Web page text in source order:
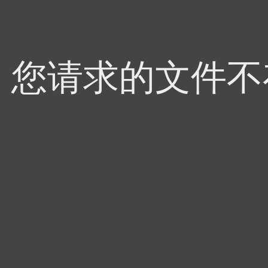
您请求的文件